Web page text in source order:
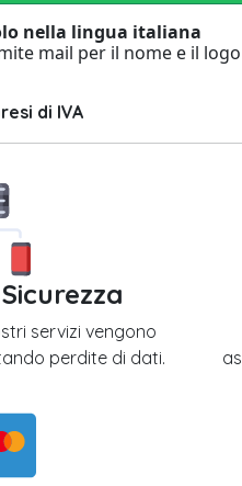
nella lingua italiana
mail per il nome e il
di IVA
servizi vengono
perdite di dati.